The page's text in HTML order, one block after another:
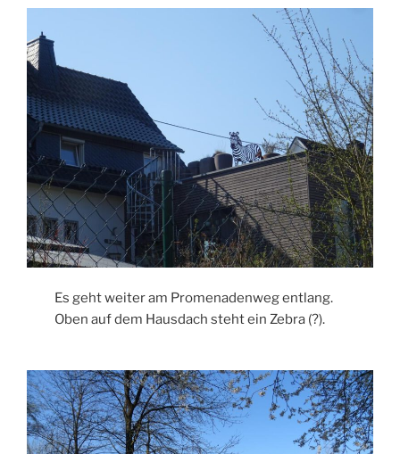
Es geht weiter am Promenadenweg entlang.
Oben auf dem Hausdach steht ein Zebra (?).